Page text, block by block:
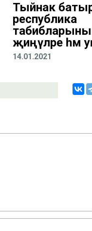
Тыйнак
республика
җиңүләре һәм
14.01.2021